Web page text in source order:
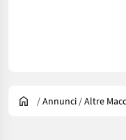
/Annunci /Altre